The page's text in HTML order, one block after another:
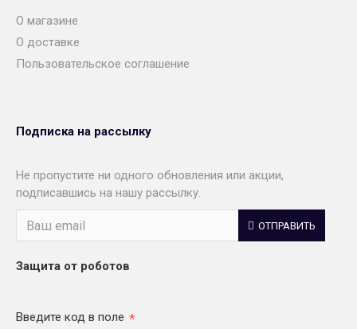
О магазине
О доставке
Пользовательское соглашение
Подписка на рассылку
Не пропустите ни одного обновления или акции,
подписавшись на нашу рассылку.
ОТПРАВИТЬ
Защита от роботов
Введите код в поле